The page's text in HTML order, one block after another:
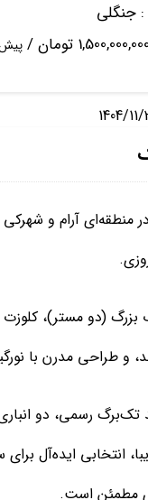
جنگلی
منطقه‌ای آرام و
بزرگ (دو مستر)،
و طراحی مدرن با
تک‌برگ رسمی، دو
انتخابی ایده‌آل
مطمئن است.